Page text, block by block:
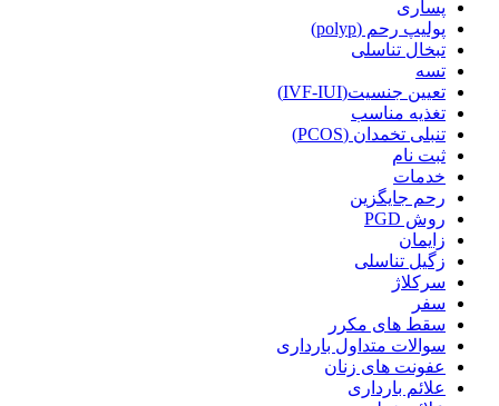
پساری
پولیپ رحم (polyp)
تبخال تناسلی
تسه
تعیین جنسیت(IVF-IUI)
تغذیه مناسب
تنبلی تخمدان (PCOS)
ثبت نام
خدمات
رحم جایگزین
روش PGD
زایمان
زگیل تناسلی
سرکلاژ
سفر
سقط های مکرر
سوالات متداول بارداری
عفونت های زنان
علائم بارداری